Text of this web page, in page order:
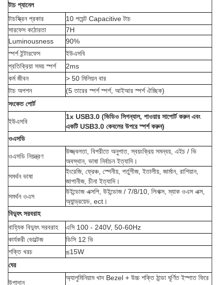
টাচ প্যানেল
টাচস্ক্রিন প্রকার
10 পয়েন্ট Capacitive টাচ
সারফেস কঠোরতা
7H
Luminousness
90%
স্পর্শ ইন্টারফেস
ইউএসবি
প্রতিক্রিয়া সময় স্পর্শ
2ms
কর্ম জীবন
> 50 মিলিয়ন বার
টাচ অপশন
(5 তারের স্পর্শ স্পর্শ, আইআর স্পর্শ ঐচ্ছিক)
সংকেত পোর্ট
ইউএসবি
1x USB3.0 (ভিডিও সিগন্যাল, পাওয়ার সাপোর্ট করুন এবং
একটি USB3.0 কেবলের উপরে স্পর্শ করুন)
ওএসডি
ওএসডি নিয়ন্ত্রণ
উজ্জ্বলতা, বিপরীতে অনুপাত, স্বয়ংক্রিয় সমন্বয়, এইচ / ভি
অবস্থান, ভাষা নির্বাচন ইত্যাদি।
সমর্থন ভাষা
ইংরেজি, ফ্রেঞ্চ, স্পেনীয়, পর্তুগীজ, ইতালীয়, জার্মান, রাশিয়ান,
জাপানীজ, চীনা ইত্যাদি।
সমর্থন ওএস
উইন্ডোজ এক্সপি, উইন্ডোজ / 7/8/10, লিনাক্স, ম্যাক ওএস এক্স,
অ্যান্ড্রয়েড, ect।
বিদ্যুৎ সরবরাহ
বাহ্যিক বিদ্যুৎ সরবরাহ
এসি 100 - 240V, 50-60Hz
কার্যকরী ভোল্টেজ
ডিসি 12 ভি
শক্তি খরচ
≤15W
ঘের
উপাদান
অ্যালুমিনিয়াম খাদ Bezel + উচ্চ শক্তি ঠান্ডা ঘূর্ণিত ইস্পাত ফিরে